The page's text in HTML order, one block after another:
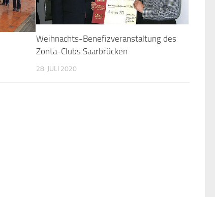
Weihnachts-Benefizveranstaltung des
Zonta-Clubs Saarbrücken
28. JULI 2020